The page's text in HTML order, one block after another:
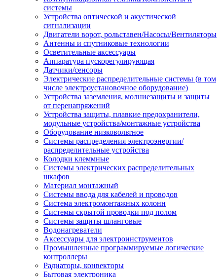
системы
Устройства оптической и акустической
сигнализации
Двигатели ворот, рольставен/Насосы/Вентиляторы
Антенны и спутниковые технологии
Осветительные аксессуары
Аппаратура пускорегулирующая
Датчики/сенсоры
Электрические распределительные системы (в том
числе электроустановочное оборудование)
Устройства заземления, молниезащиты и защиты
от перенапряжений
Устройства защиты, плавкие предохранители,
модульные устройства/монтажные устройства
Оборудование низковольтное
Системы распределения электроэнергии/
распределительные устройства
Колодки клеммные
Системы электрических распределительных
шкафов
Материал монтажный
Системы ввода для кабелей и проводов
Система электромонтажных колонн
Системы скрытой проводки под полом
Системы защиты шланговые
Водонагреватели
Аксессуары для электроинструментов
Промышленные программируемые логические
контроллеры
Радиаторы, конвекторы
Бытовая электроника